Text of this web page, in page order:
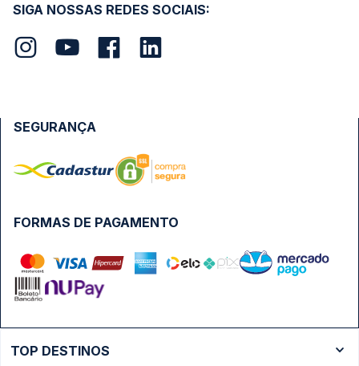
SIGA NOSSAS REDES SOCIAIS:
FORMAS DE PAGAMENTO
SEGURANÇA
TOP DESTINOS